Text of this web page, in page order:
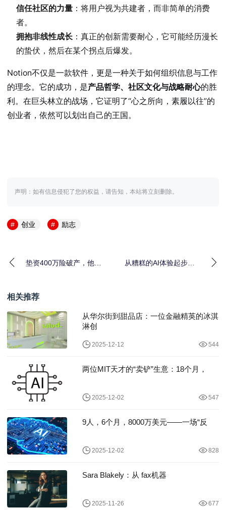
信任社区的力量 ：将用户视为共建者，而非简单的消费
者。
拥抱非线性成长 ：真正的创新需要耐心，它可能经历漫长
的蛰伏，然后在某个拐点后爆发。
Notion不仅是一款软件，更是一种关于如何组织信息与工作
的理念。它的成功，是产品哲学、社区文化与战略耐心的胜
利。在巨头林立的战场，它证明了“心之所向，素履以往”的
创业者，依然可以划出自己的王国。
声明：如有信息侵犯了您的权益，请告知，本站将立刻删除。
创业 励志
垫资400万险破产，他靠
从糟糕的AI体验起步：
相关推荐
从华尔街到甜品店：一位金融精英的冰淇
淋创
2025-12-12 544
两位MIT天才的“卖铲”生意：18个月，
2025-12-02 547
9人，6个月，8000万美元——一场“反
2025-12-02 828
Sara Blakely：从 fax机器
2025-11-26 677